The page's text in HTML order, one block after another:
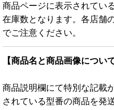
商品ページに表示されてい
在庫数となります。各店舗
でご注意ください。
【商品名と商品画像について
商品説明欄にて特別な記載
されている型番の商品を発